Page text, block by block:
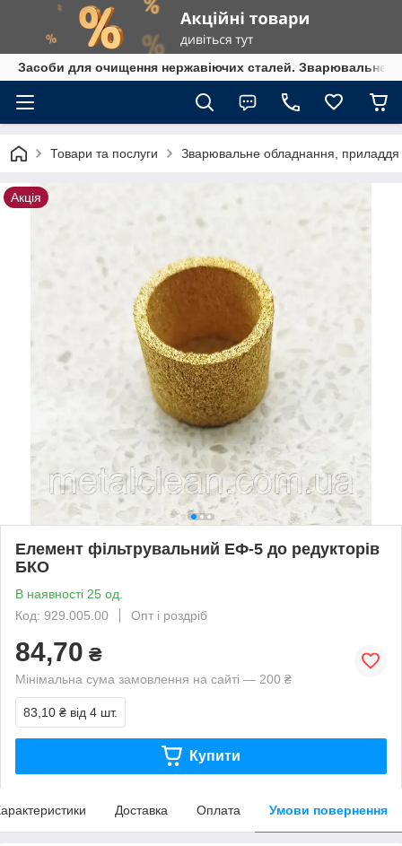
Засоби для очищення нержавіючих сталей. Зварювальне
Товари та послуги Зварювальне обладнання, приладдя
Акція
Елемент фільтрувальний ЕФ-5 до редукторів
БКО
В наявності 25 од.
Код: 929.005.00
Опт і роздріб
84,70 ₴
Мінімальна сума замовлення на сайті — 200 ₴
83,10 ₴ від 4 шт.
Купити
Доставка Оплата Умови повернення